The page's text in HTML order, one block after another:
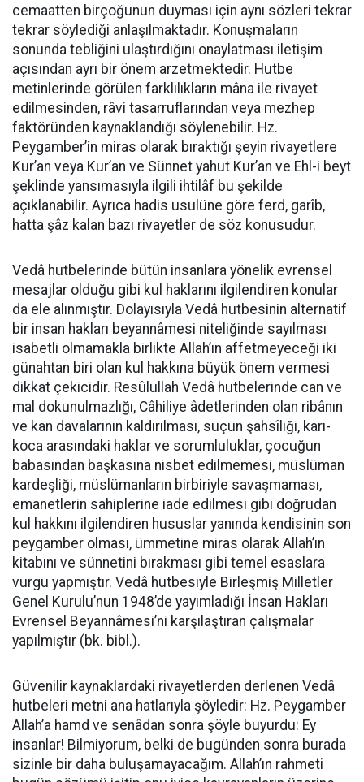
cemaatten birçoğunun duyması için aynı sözleri tekrar
tekrar söylediği anlaşılmaktadır. Konuşmaların
sonunda tebliğini ulaştırdığını onaylatması iletişim
açısından ayrı bir önem arzetmektedir. Hutbe
metinlerinde görülen farklılıkların mâna ile rivayet
edilmesinden, râvi tasarruflarından veya mezhep
faktöründen kaynaklandığı söylenebilir. Hz.
Peygamber’in miras olarak bıraktığı şeyin rivayetlere
Kur’an veya Kur’an ve Sünnet yahut Kur’an ve Ehl-i beyt
şeklinde yansımasıyla ilgili ihtilâf bu şekilde
açıklanabilir. Ayrıca hadis usulüne göre ferd, garîb,
hatta şâz kalan bazı rivayetler de söz konusudur.
Vedâ hutbelerinde bütün insanlara yönelik evrensel
mesajlar olduğu gibi kul haklarını ilgilendiren konular
da ele alınmıştır. Dolayısıyla Vedâ hutbesinin alternatif
bir insan hakları beyannâmesi niteliğinde sayılması
isabetli olmamakla birlikte Allah’ın affetmeyeceği iki
günahtan biri olan kul hakkına büyük önem vermesi
dikkat çekicidir. Resûlullah Vedâ hutbelerinde can ve
mal dokunulmazlığı, Câhiliye âdetlerinden olan ribânın
ve kan davalarının kaldırılması, suçun şahsîliği, karı-
koca arasındaki haklar ve sorumluluklar, çocuğun
babasından başkasına nisbet edilmemesi, müslüman
kardeşliği, müslümanların birbiriyle savaşmaması,
emanetlerin sahiplerine iade edilmesi gibi doğrudan
kul hakkını ilgilendiren hususlar yanında kendisinin son
peygamber olması, ümmetine miras olarak Allah’ın
kitabını ve sünnetini bırakması gibi temel esaslara
vurgu yapmıştır. Vedâ hutbesiyle Birleşmiş Milletler
Genel Kurulu’nun 1948’de yayımladığı İnsan Hakları
Evrensel Beyannâmesi’ni karşılaştıran çalışmalar
yapılmıştır (bk. bibl.).
Güvenilir kaynaklardaki rivayetlerden derlenen Vedâ
hutbeleri metni ana hatlarıyla şöyledir: Hz. Peygamber
Allah’a hamd ve senâdan sonra şöyle buyurdu: Ey
insanlar! Bilmiyorum, belki de bugünden sonra burada
sizinle bir daha buluşamayacağım. Allah’ın rahmeti